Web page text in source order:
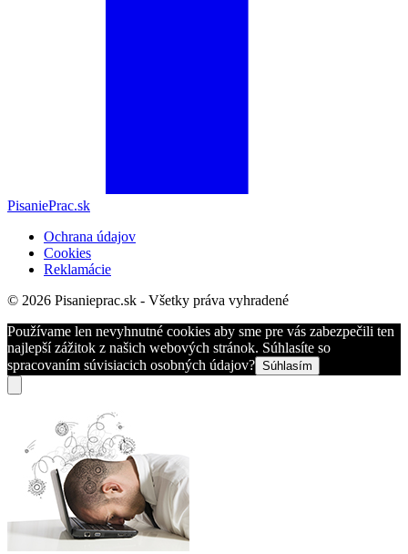
PisaniePrac.sk
Ochrana údajov
Cookies
Reklamácie
© 2026 Pisanieprac.sk - Všetky práva vyhradené
Používame len nevyhnutné cookies aby sme pre vás zabezpečili ten
najlepší zážitok z našich webových stránok. Súhlasíte so
spracovaním súvisiacich osobných údajov? Súhlasím